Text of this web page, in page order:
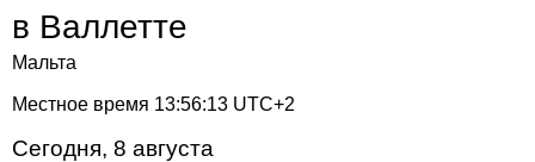
в Валлетте
Мальта
Местное время 13:56:14 UTC+2
Сегодня, 8 августа